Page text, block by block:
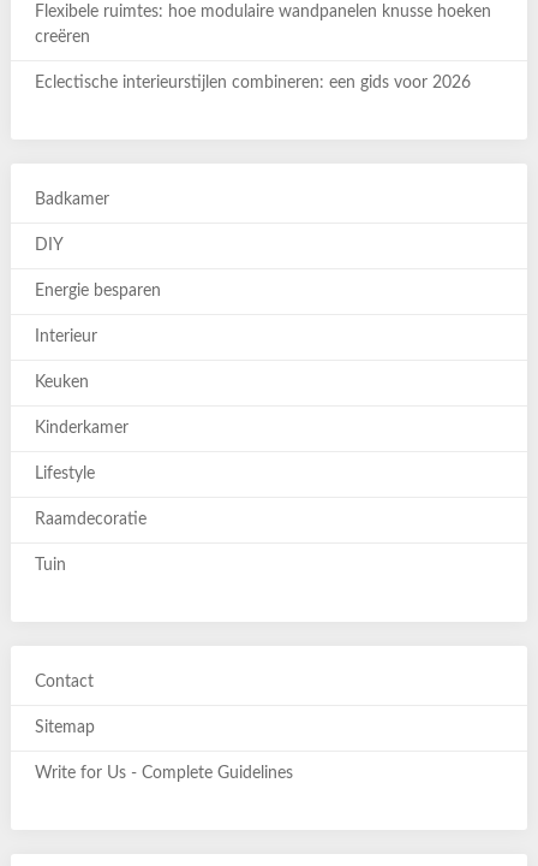
Flexibele ruimtes: hoe modulaire wandpanelen knusse hoeken
creëren
Eclectische interieurstijlen combineren: een gids voor 2026
Badkamer
DIY
Energie besparen
Interieur
Keuken
Kinderkamer
Lifestyle
Raamdecoratie
Tuin
Contact
Sitemap
Write for Us - Complete Guidelines